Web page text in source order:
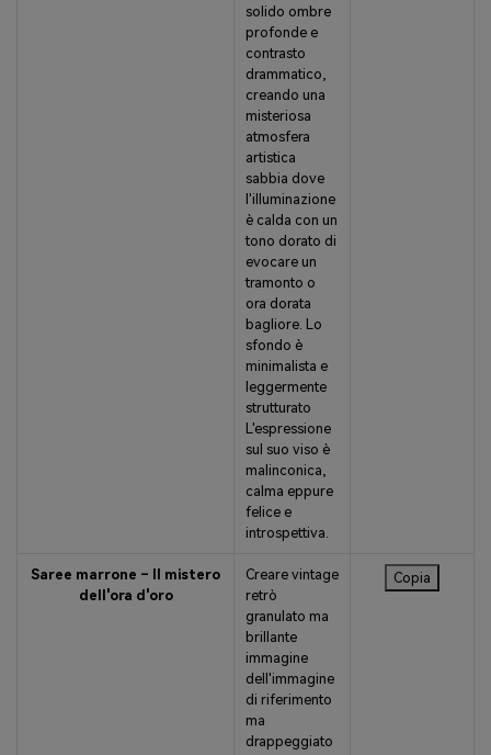
solido ombre
profonde e
contrasto
drammatico,
creando una
misteriosa
atmosfera
artistica
sabbia dove
l'illuminazione
è calda con un
tono dorato di
evocare un
tramonto o
ora dorata
bagliore. Lo
sfondo è
minimalista e
leggermente
strutturato
L'espressione
sul suo viso è
malinconica,
calma eppure
felice e
introspettiva.
Saree marrone – Il mistero
dell'ora d'oro
Creare vintage
retrò
granulato ma
brillante
immagine
dell'immagine
di riferimento
ma
drappeggiato
Copia